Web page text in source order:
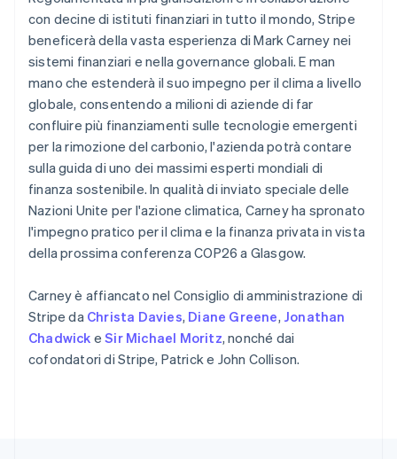
con decine di istituti finanziari in tutto il mondo, Stripe
beneficerà della vasta esperienza di Mark Carney nei
sistemi finanziari e nella governance globali. E man
mano che estenderà il suo impegno per il clima a livello
globale, consentendo a milioni di aziende di far
confluire più finanziamenti sulle tecnologie emergenti
per la rimozione del carbonio, l'azienda potrà contare
sulla guida di uno dei massimi esperti mondiali di
finanza sostenibile. In qualità di inviato speciale delle
Nazioni Unite per l'azione climatica, Carney ha spronato
l'impegno pratico per il clima e la finanza privata in vista
della prossima conferenza COP26 a Glasgow.
Carney è affiancato nel Consiglio di amministrazione di
Stripe da Christa Davies, Diane Greene, Jonathan
Chadwick eSir Michael Moritz, nonché dai
cofondatori di Stripe, Patrick e John Collison.
Portogallo
Português English
RAS di Hong Kong, Cina
English简体中文
Regno Unito
English
Repubblica Ceca
English
Romania
English
Singapore
English简体中文
Slovacchia
English
EnglishItaliano
Spagna
EspañolEnglish
Stati Uniti
EnglishEspañol简体中文